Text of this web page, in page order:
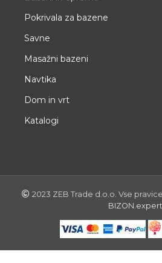
Pokrivala za bazene
Savne
Masažni bazeni
Navtika
Dom in vrt
Katalogi
2023 ZEB Trade d.o.o. Vse
BIZON.expert